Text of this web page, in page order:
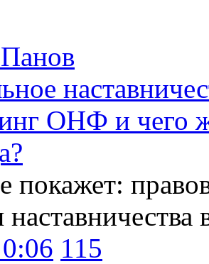
ОНФ и чего
покажет:
115